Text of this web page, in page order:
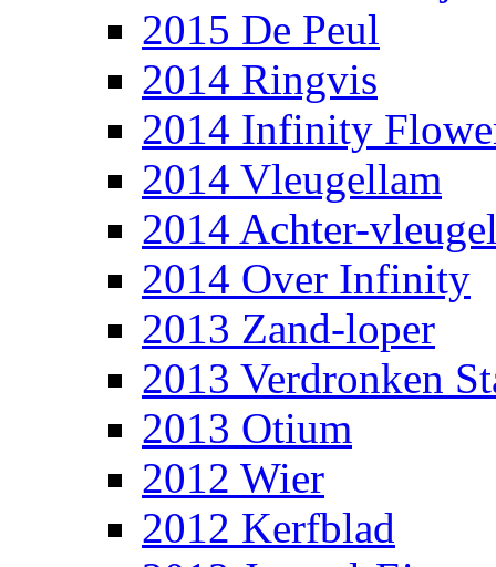
2015 De Peul
2014 Ringvis
2014 Infinity
2014 Vleugellam
2014 Achter-
2014 Over Infinity
2013 Zand-loper
2013 Verdronken
2013 Otium
2012 Wier
2012 Kerfblad